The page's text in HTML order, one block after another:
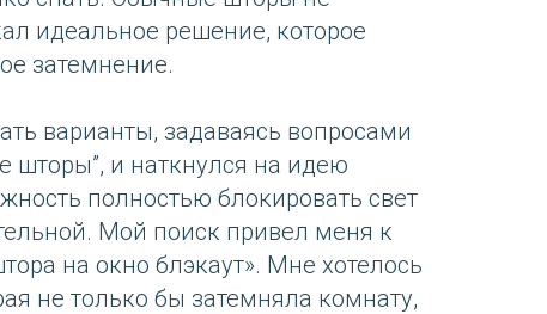
идеальное решение, которое
затемнение.
варианты, задаваясь вопросами
шторы”, и наткнулся на идею
полностью блокировать свет
Мой поиск привел меня к
на окно блэкаут». Мне хотелось
не только бы затемняла комнату,